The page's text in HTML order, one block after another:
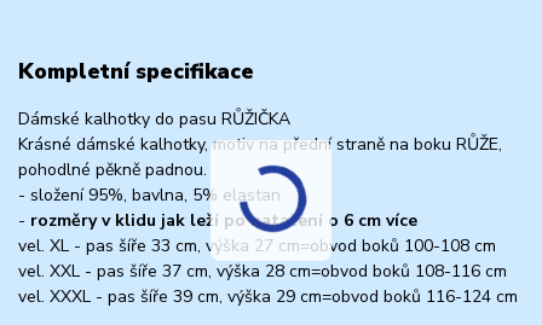
Kompletní specifikace
Dámské kalhotky do pasu RŮŽIČKA
Krásné dámské kalhotky, motiv na přední straně na boku RŮŽE,
pohodlné pěkně padnou.
- složení 95%, bavlna, 5% elastan
- rozměry v klidu jak leží po natažení o 6 cm více
vel. XL - pas šíře 33 cm, výška 27 cm=obvod boků 100-108 cm
vel. XXL - pas šíře 37 cm, výška 28 cm=obvod boků 108-116 cm
vel. XXXL - pas šíře 39 cm, výška 29 cm=obvod boků 116-124 cm